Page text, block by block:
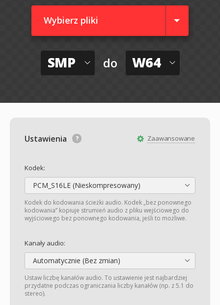
Wybierz pliki
SMP do W64
Zaawansowane
Ustawienia
Kodek:
PCM_S16LE (Nieskompresowany)
Kodek do kodowania ścieżki audio. Kodek „bez ponownego
kodowania” kopiuje strumień audio z pliku wejściowego do
wyjściowego bez ponownego kodowania, jeśli to możliwe.
Kanały audio:
Automatycznie (Bez zmian)
Ustaw liczbę kanałów audio. To ustawienie jest najbardziej
przydatne podczas ograniczania liczby kanałów (np. z 5.1 do
stereo).